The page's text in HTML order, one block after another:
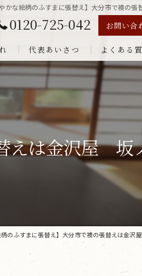
かな絵柄のふすまに張替え】大分市で襖の
0120-725-042 お問い合
代表あいさつ よくある
えは金沢屋 坂
のふすまに張替え】大分市で襖の張替えは金沢